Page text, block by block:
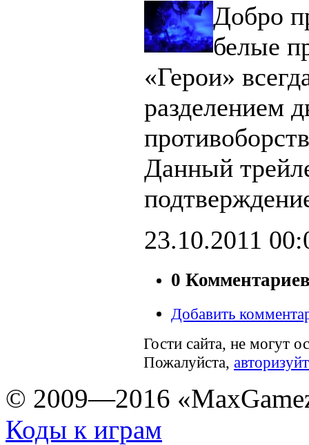
Добро
белые
«Герои»
разделением
Данный
23.10.2011
0
Добавить
Гости сайта, не могут
Пожалуйста,
© 2009—2016
Коды к играм